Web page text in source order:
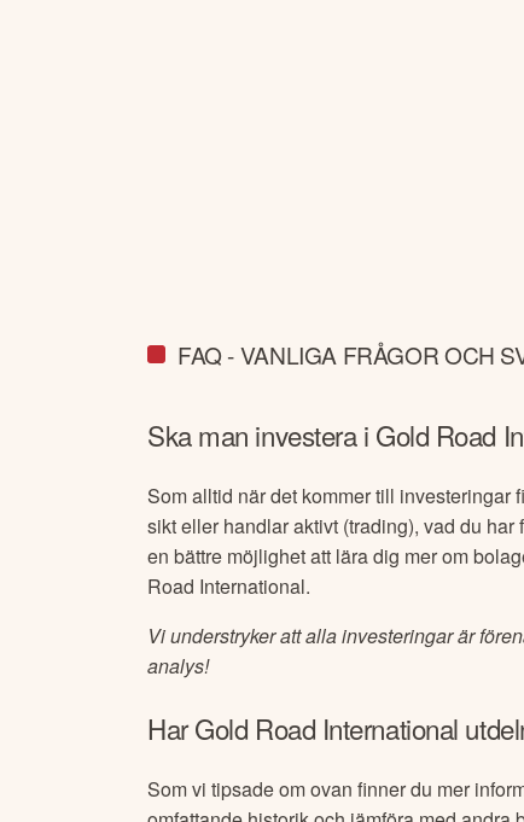
FAQ - VANLIGA FRÅGOR OCH
Ska man investera i Gold Road
Som alltid när det kommer till investeringar
sikt eller handlar aktivt (trading), vad du
en bättre möjlighet att lära dig mer om
Road International.
Vi understryker att alla investeringar är
analys!
HarGold Road International
Som vi tipsade om ovan finner du mer